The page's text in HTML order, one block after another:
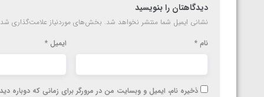
دیدگاهتان را بنویسید
نشانی ایمیل شما منتشر نخواهد شد. بخش‌های موردنیاز علامت‌گذاری
نام * ایمیل*
ذخیره نام، ایمیل و وبسایت من در مرورگر برای زمانی که دوباره